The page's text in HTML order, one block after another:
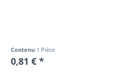
Contenu 1 Pièce
0,81 € *